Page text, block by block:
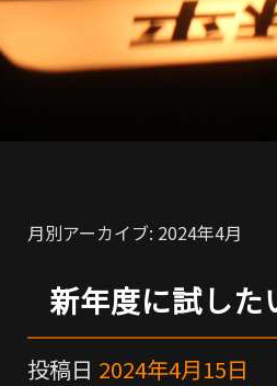
月別アーカイブ: 2024年4月
新年度に試し
投稿日 2024年4月15日